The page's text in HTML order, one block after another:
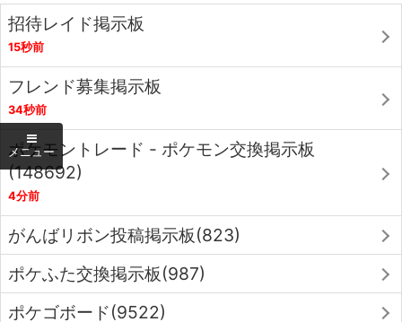
招待レイド掲示板
15秒前
フレンド募集掲示板
34秒前
ポケモントレード - ポケモン交換掲示板
(148692)
4分前
がんばリボン投稿掲示板(823)
ポケふた交換掲示板(987)
ポケゴボード(9522)